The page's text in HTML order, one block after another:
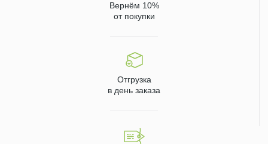
Вернём 10%
от покупки
Отгрузка
в день заказа